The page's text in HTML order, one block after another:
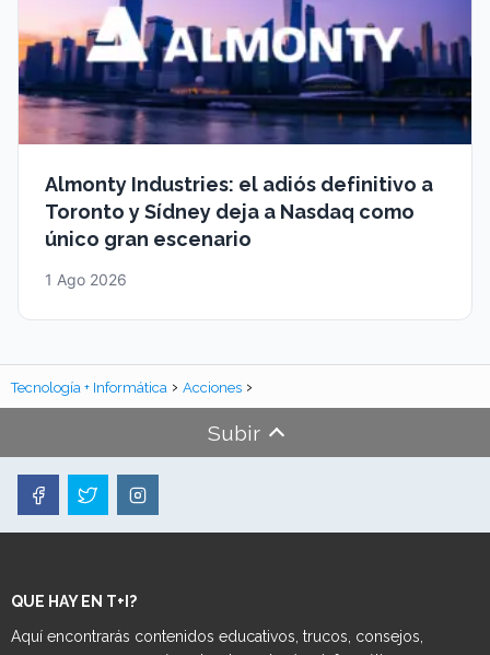
Almonty Industries: el adiós definitivo a
Toronto y Sídney deja a Nasdaq como
único gran escenario
1 Ago 2026
Tecnología + Informática Acciones
Subir
QUE HAY EN T+I?
Aquí encontrarás contenidos educativos, trucos, consejos,